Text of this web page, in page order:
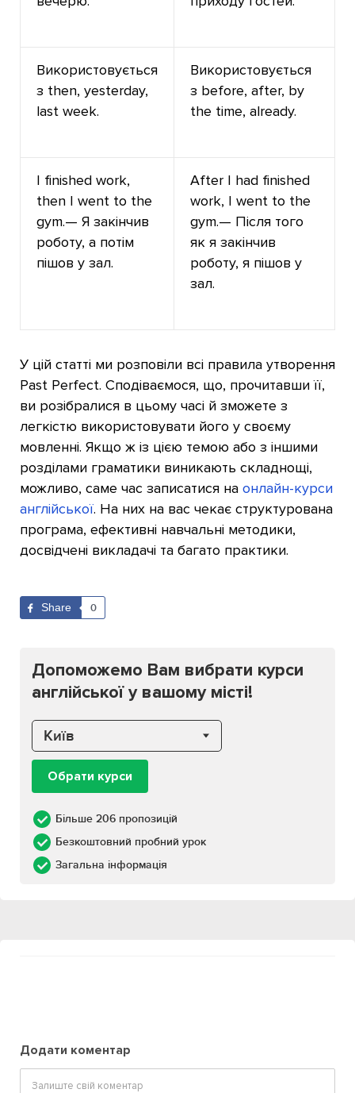
Використовується
з then, yesterday,
last week.
Використовується
з before, after, by
the time, already.
I finished work,
then I went to the
gym.— Я закінчив
роботу, а потім
пішов у зал.
After I had finished
work, I went to the
gym.— Після того
як я закінчив
роботу, я пішов у
зал.
У цій статті ми розповіли всі правила утворення
Past Perfect. Сподіваємося, що, прочитавши її,
ви розібралися в цьому часі й зможете з
легкістю використовувати його у своєму
мовленні. Якщо ж із цією темою або з іншими
розділами граматики виникають складнощі,
можливо, саме час записатися на онлайн-курси
англійської. На них на вас чекає структурована
програма, ефективні навчальні методики,
досвідчені викладачі та багато практики.
Share 0
Допоможемо Вам вибрати курси
англійської у вашому місті!
Київ
Обрати курси
Більше 206 пропозицій
Безкоштовний пробний урок
Загальна інформація
Додати коментар